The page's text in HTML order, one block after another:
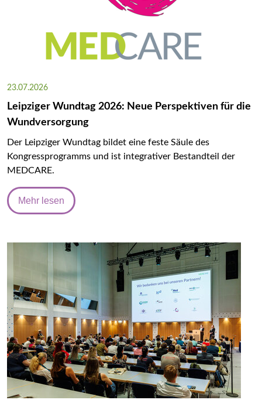
23.07.2026
Leipziger Wundtag 2026: Neue Perspektiven für die
Wundversorgung
Der Leipziger Wundtag bildet eine feste Säule des
Kongressprogramms und ist integrativer Bestandteil der
MEDCARE.
Mehr lesen